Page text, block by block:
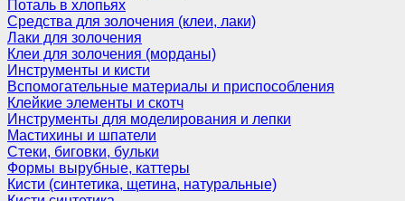
Поталь в хлопьях
Средства для золочения (клеи, лаки)
Лаки для золочения
Клеи для золочения (морданы)
Инструменты и кисти
Вспомогательные материалы и приспособления
Клейкие элементы и скотч
Инструменты для моделирования и лепки
Мастихины и шпатели
Стеки, биговки, бульки
Формы вырубные, каттеры
Кисти (синтетика, щетина, натуральные)